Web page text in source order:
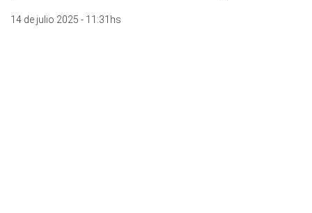
14 de julio 2025 - 11:31hs